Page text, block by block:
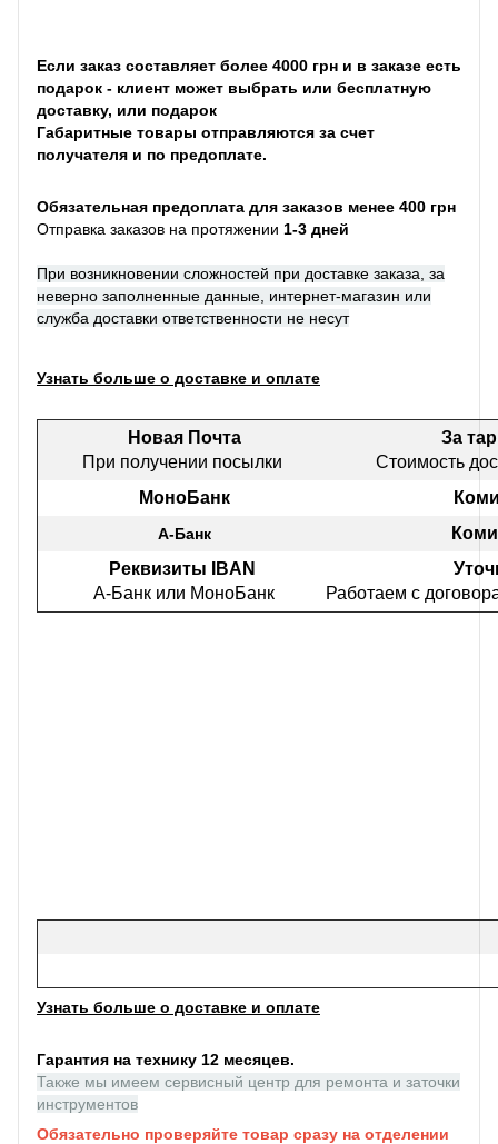
Если заказ составляет более 4000 грн и в заказе есть
подарок - клиент может выбрать или бесплатную
доставку, или подарок
Габаритные товары отправляются за счет
получателя и по предоплате.
Обязательная предоплата для заказов менее 400 грн
Отправка заказов на протяжении 1-3 дней
При возникновении сложностей при доставке заказа, за
неверно заполненные данные, интернет-магазин или
служба доставки ответственности не несут
Узнать больше о доставке и оплате
Новая Почта
При получении посылки
За
Стоимость
МоноБанк
А-Банк
Реквизиты IBAN
А-Банк или МоноБанк
Работаем с
Узнать больше о доставке и оплате
Гарантия на технику 12 месяцев.
Также мы имеем сервисный центр для ремонта и заточки
инструментов
Обязательно проверяйте товар сразу на отделении